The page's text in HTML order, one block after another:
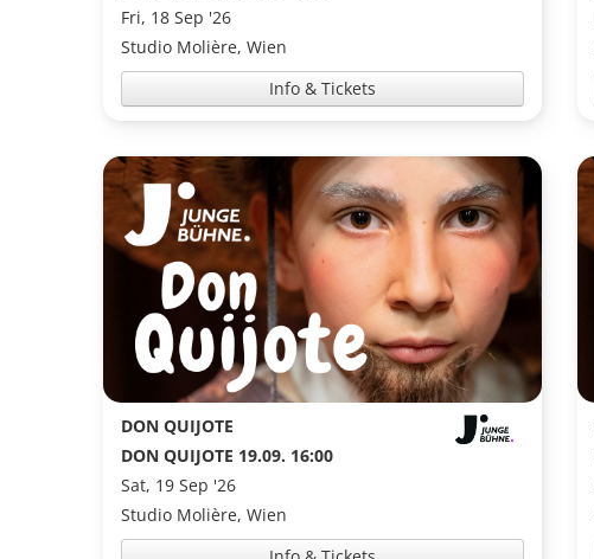
Fri, 18 Sep '26
Studio Molière, Wien
Info & Tickets
DON QUIJOTE
DON QUIJOTE 19.09. 16:00
Sat, 19 Sep '26
Studio Molière, Wien